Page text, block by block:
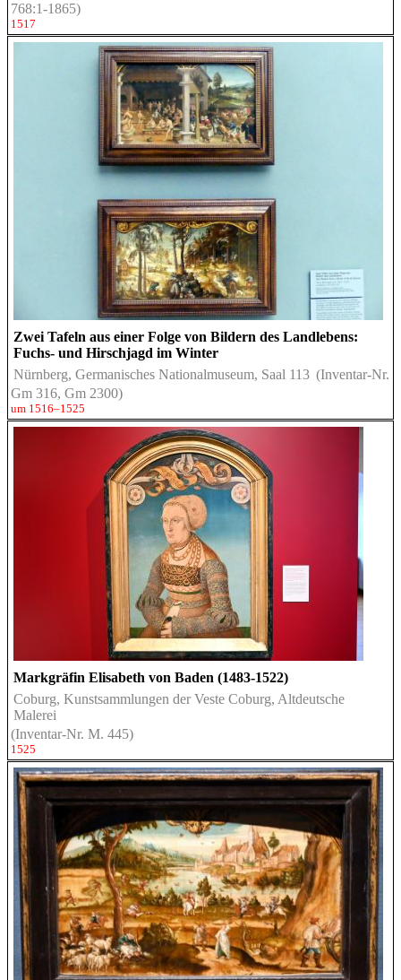
768:1-1865)
1517
Zwei Tafeln aus einer Folge von Bildern des Landlebens:
Fuchs- und Hirschjagd im Winter
Nürnberg, Germanisches Nationalmuseum, Saal 113 (Inventar-Nr.
Gm 316, Gm 2300)
um 1516–1525
Markgräfin Elisabeth von Baden (1483-1522)
Coburg, Kunstsammlungen der Veste Coburg, Altdeutsche
Malerei
(Inventar-Nr. M. 445)
1525